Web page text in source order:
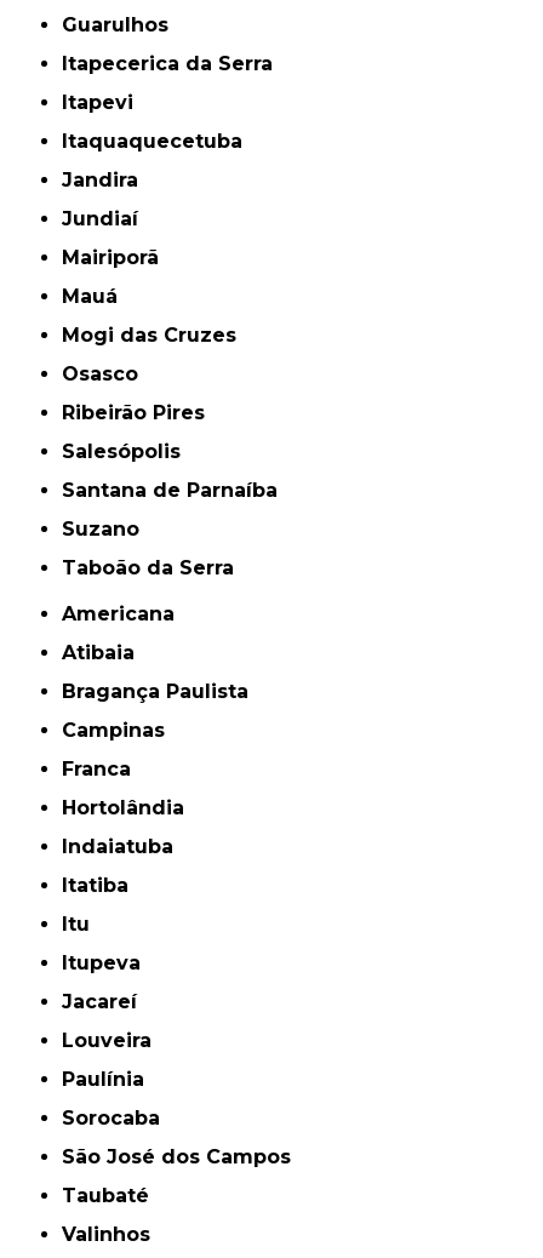
Guarulhos
Itapecerica da Serra
Itapevi
Itaquaquecetuba
Jandira
Jundiaí
Mairiporã
Mauá
Mogi das Cruzes
Osasco
Ribeirão Pires
Salesópolis
Santana de Parnaíba
Suzano
Taboão da Serra
Americana
Atibaia
Bragança Paulista
Campinas
Franca
Hortolândia
Indaiatuba
Itatiba
Itu
Itupeva
Jacareí
Louveira
Paulínia
Sorocaba
São José dos Campos
Taubaté
Valinhos